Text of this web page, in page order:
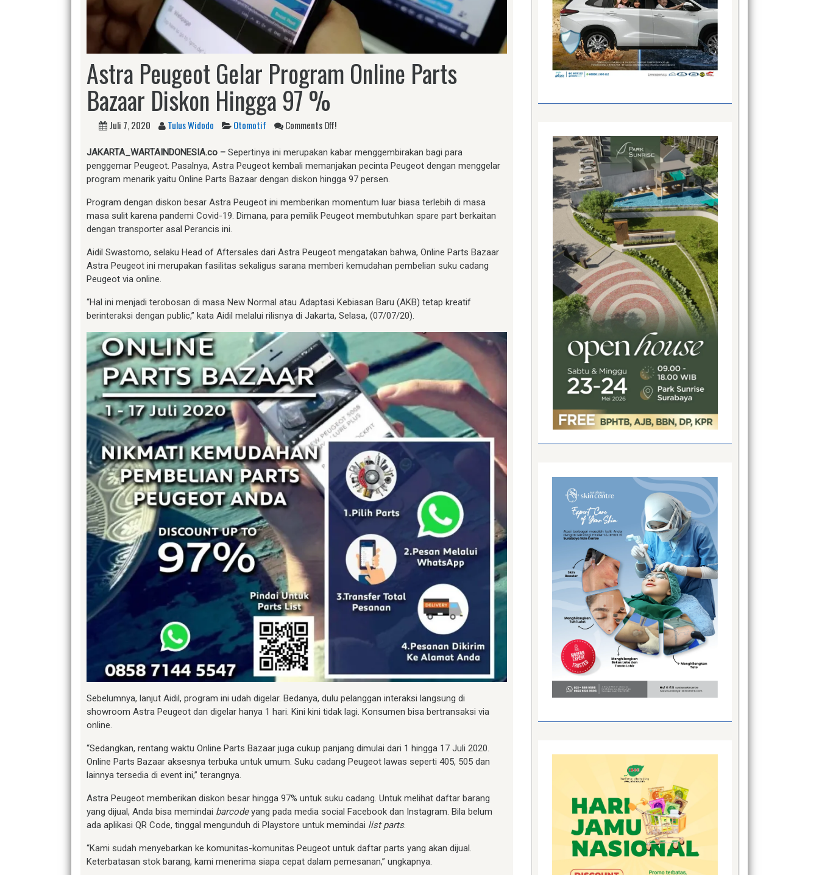
Astra Peugeot Gelar Program Online Parts
Bazaar Diskon Hingga 97 %
Juli 7, 2020 Tulus Widodo Otomotif Comments Off!
JAKARTA _WARTAINDONESIA.co – Sepertinya ini merupakan kabar menggembirakan bagi para
penggemar Peugeot. Pasalnya, Astra Peugeot kembali memanjakan pecinta Peugeot dengan menggelar
program menarik yaitu Online Parts Bazaar dengan diskon hingga 97 persen.
Program dengan diskon besar Astra Peugeot ini memberikan momentum luar biasa terlebih di masa
masa sulit karena pandemi Covid-19. Dimana, para pemilik Peugeot membutuhkan spare part berkaitan
dengan transporter asal Perancis ini.
Aidil Swastomo, selaku Head of Aftersales dari Astra Peugeot mengatakan bahwa, Online Parts Bazaar
Astra Peugeot ini merupakan fasilitas sekaligus sarana memberi kemudahan pembelian suku cadang
Peugeot via online.
“Hal ini menjadi terobosan di masa New Normal atau Adaptasi Kebiasan Baru (AKB) tetap kreatif
berinteraksi dengan public,” kata Aidil melalui rilisnya di Jakarta, Selasa, (07/07/20).
Sebelumnya, lanjut Aidil, program ini udah digelar. Bedanya, dulu pelanggan interaksi langsung di
showroom Astra Peugeot dan digelar hanya 1 hari. Kini kini tidak lagi. Konsumen bisa bertransaksi via
online.
“Sedangkan, rentang waktu Online Parts Bazaar juga cukup panjang dimulai dari 1 hingga 17 Juli 2020.
Online Parts Bazaar aksesnya terbuka untuk umum. Suku cadang Peugeot lawas seperti 405, 505 dan
lainnya tersedia di event ini,” terangnya.
Astra Peugeot memberikan diskon besar hingga 97% untuk suku cadang. Untuk melihat daftar barang
yang dijual, Anda bisa memindai barcodeyang pada media social Facebook dan Instagram. Bila belum
ada aplikasi QR Code, tinggal mengunduh di Playstore untuk memindai list parts.
“Kami sudah menyebarkan ke komunitas-komunitas Peugeot untuk daftar parts yang akan dijual.
Keterbatasan stok barang, kami menerima siapa cepat dalam pemesanan,” ungkapnya.